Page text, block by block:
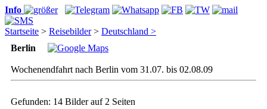
Info
Startseite > Reisebilder> Deutschland >
Berlin
Wochenendfahrt nach Berlin vom 31.07. bis 02.08.09
Gefunden: 14 Bilder auf 2 Seiten